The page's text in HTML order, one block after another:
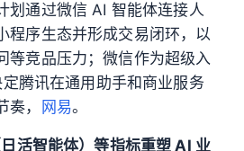
划通过微信 AI 智能体连接人
程序生态并形成交易闭环，以
等竞品压力；微信作为超级入
腾讯在通用助手和商业服务
，
网易。
活智能体）等指标重塑 AI 业